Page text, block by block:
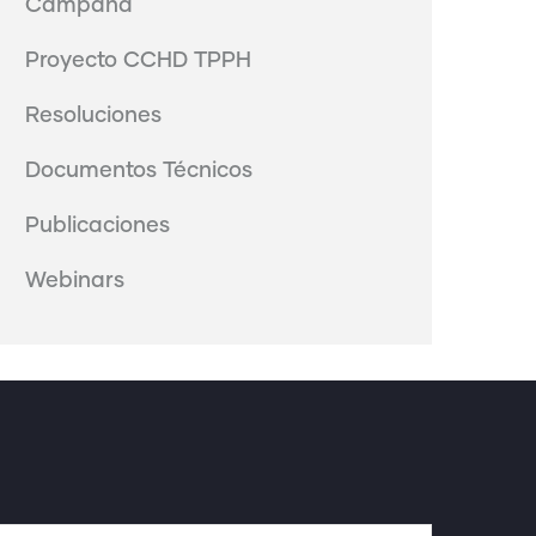
Campaña
Proyecto CCHD TPPH
Resoluciones
Documentos Técnicos
Publicaciones
Webinars